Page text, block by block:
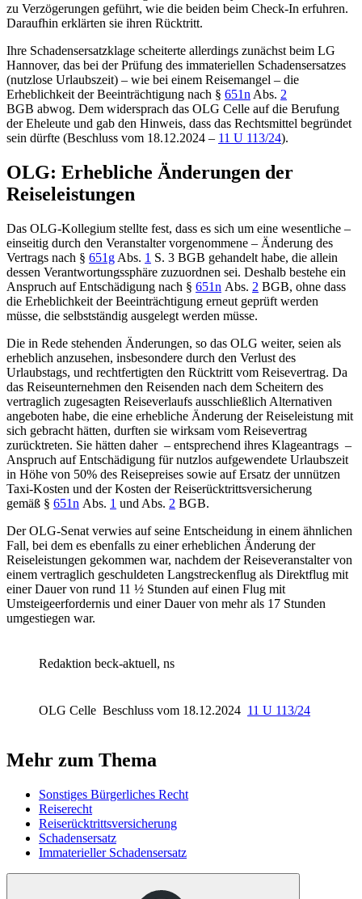
zu Verzögerungen geführt, wie die beiden beim Check-In erfuhren.
Daraufhin erklärten sie ihren Rücktritt.
Ihre Schadensersatzklage scheiterte allerdings zunächst beim LG
Hannover, das bei der Prüfung des immateriellen Schadensersatzes
(nutzlose Urlaubszeit) – wie bei einem Reisemangel – die
Erheblichkeit der Beeinträchtigung nach § 651n Abs. 2
BGB abwog. Dem widersprach das OLG Celle auf die Berufung
der Eheleute und gab den Hinweis, dass das Rechtsmittel begründet
sein dürfte (Beschluss vom 18.12.2024 – 11 U 113/24).
OLG: Erhebliche Änderungen der
Reiseleistungen
Das OLG-Kollegium stellte fest, dass es sich um eine wesentliche –
einseitig durch den Veranstalter vorgenommene – Änderung des
Vertrags nach § 651g Abs. 1 S. 3 BGB gehandelt habe, die allein
dessen Verantwortungssphäre zuzuordnen sei. Deshalb bestehe ein
Anspruch auf Entschädigung nach § 651n Abs. 2 BGB, ohne dass
die Erheblichkeit der Beeinträchtigung erneut geprüft werden
müsse, die selbstständig ausgelegt werden müsse.
Die in Rede stehenden Änderungen, so das OLG weiter, seien als
erheblich anzusehen, insbesondere durch den Verlust des
Urlaubstags, und rechtfertigten den Rücktritt vom Reisevertrag. Da
das Reiseunternehmen den Reisenden nach dem Scheitern des
vertraglich zugesagten Reiseverlaufs ausschließlich Alternativen
angeboten habe, die eine erhebliche Änderung der Reiseleistung mit
sich gebracht hätten, durften sie wirksam vom Reisevertrag
zurücktreten. Sie hätten daher – entsprechend ihres Klageantrags –
Anspruch auf Entschädigung für nutzlos aufgewendete Urlaubszeit
in Höhe von 50% des Reisepreises sowie auf Ersatz der unnützen
Taxi-Kosten und der Kosten der Reiserücktrittsversicherung
gemäß § 651n Abs. 1 und Abs. 2 BGB.
Der OLG-Senat verwies auf seine Entscheidung in einem ähnlichen
Fall, bei dem es ebenfalls zu einer erheblichen Änderung der
Reiseleistungen gekommen war, nachdem der Reiseveranstalter von
einem vertraglich geschuldeten Langstreckenflug als Direktflug mit
einer Dauer von rund 11 ½ Stunden auf einen Flug mit
Umsteigeerfordernis und einer Dauer von mehr als 17 Stunden
umgestiegen war.
Redaktion beck-aktuell, ns
OLG Celle Beschluss vom 18.12.2024 11 U 113/24
Mehr zum Thema
Sonstiges Bürgerliches Recht
Reiserecht
Reiserücktrittsversicherung
Schadensersatz
Immaterieller Schadensersatz